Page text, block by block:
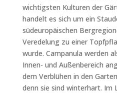
wichtigsten Kulturen der
handelt es sich um ein
südeuropäischen
Veredelung zu einer
wurde. Campanula werden
Innen- und Außenbereich
dem Verblühen in den
denn sie sind winterhart. Im